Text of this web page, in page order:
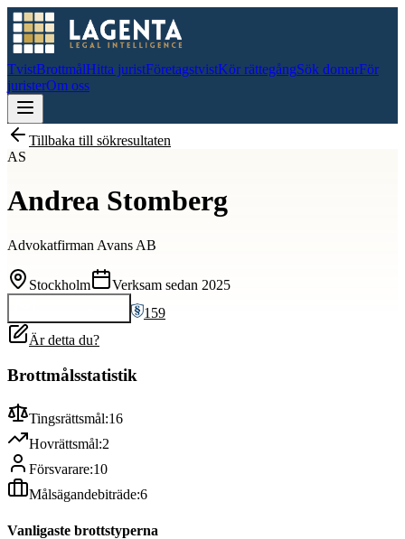
TvistBrottmålHitta juristFöretagstvistKör rättegångSök domarFör
juristerOm oss
Tillbaka till sökresultaten
AS
Andrea Stomberg
Advokatfirman Avans AB
Stockholm Verksam sedan 2025
159
Är detta du?
Brottmålsstatistik
Tingsrättsmål:16
Hovrättsmål:2
Försvarare:10
Målsägandebiträde:6
Vanligaste brottstyperna